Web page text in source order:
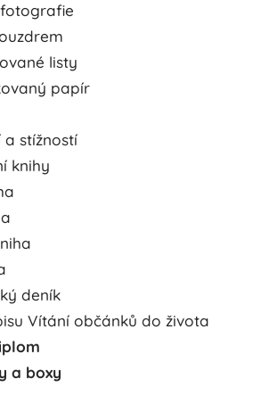
listy
papír
stížností
knihy
deník
Vítání občánků do života
a boxy